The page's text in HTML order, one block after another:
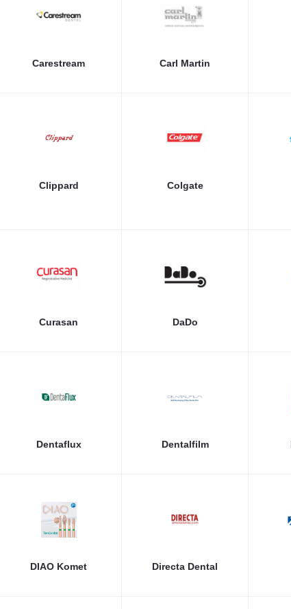
Carestream Carl Martin
Clippard Colgate
Curasan DaDo
Dentaflux Dentalfilm
DIAO Komet Directa Dental